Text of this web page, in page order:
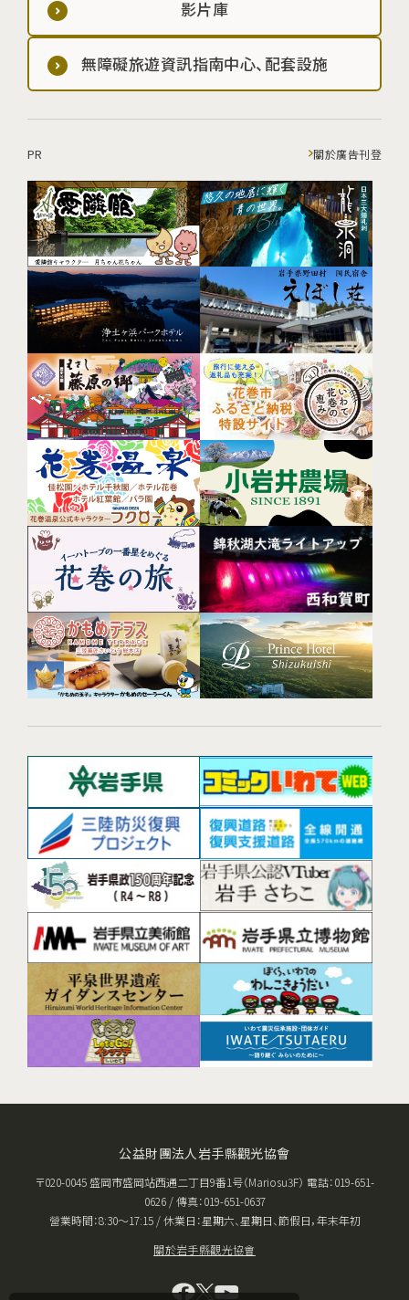
影片庫
無障礙旅遊資訊指南中心、配套設施
PR 關於廣告刊登
公益財團法人岩手縣觀光協會
〒020-0045 盛岡市盛岡站西通二丁目9番1号（Mariosu3F） 電話：019-651-
0626 / 傳真：019-651-0637
營業時間：8:30〜17:15 / 休業日：星期六、星期日、節假日，年末年初
關於岩手縣觀光協會